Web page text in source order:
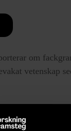
om
vetenskap